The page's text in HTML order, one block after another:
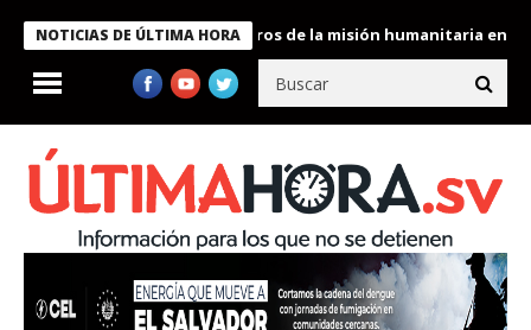
NOTICIAS DE ÚLTIMA HORA
condecora a miembros de la misión humanitaria enviada a